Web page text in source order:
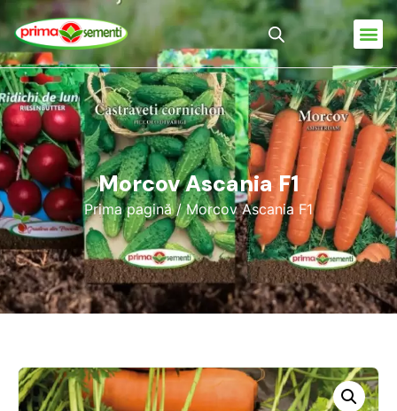
Morcov Ascania F1
Prima pagină/ Morcov Ascania F1